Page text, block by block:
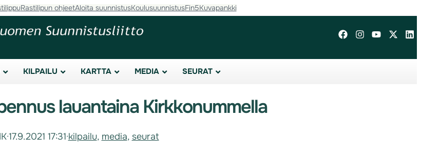
Rastilipun ohjeetAloita suunnistusKoulusuunnistusFin5Kuvapankki
KILPAILU KARTTA MEDIA SEURAT
lauantaina Kirkkonummella
·17.9.2021 17:31·kilpailu, media, seurat